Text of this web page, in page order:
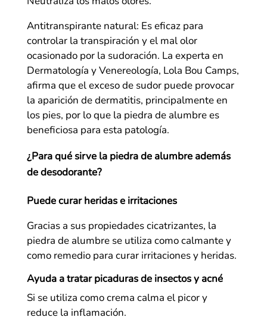
Antitranspirante natural: Es eficaz para
controlar la transpiración y el mal olor
ocasionado por la sudoración. La experta en
Dermatología y Venereología, Lola Bou Camps,
afirma que el exceso de sudor puede provocar
la aparición de dermatitis, principalmente en
los pies, por lo que la piedra de alumbre es
beneficiosa para esta patología.
¿Para qué sirve la piedra de alumbre además
de desodorante?
Puede curar heridas e irritaciones
Gracias a sus propiedades cicatrizantes, la
piedra de alumbre se utiliza como calmante y
como remedio para curar irritaciones y heridas.
Ayuda a tratar picaduras de insectos y acné
Si se utiliza como crema calma el picor y
reduce la inflamación.